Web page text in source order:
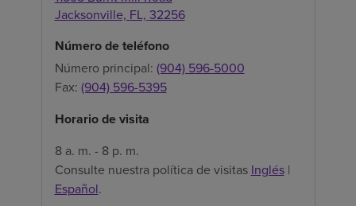
Jacksonville, FL, 32256
Número de teléfono
Número principal: (904) 596-5000
Fax: (904) 596-5395
Horario de visita
8 a. m. - 8 p. m.
Consulte nuestra política de visitas Inglés|
Español.